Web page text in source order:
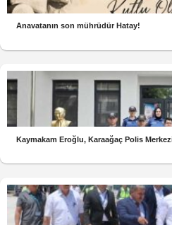
Anavatanın son mührüdür Hatay!
Kaymakam Eroğlu, Karaağaç Polis